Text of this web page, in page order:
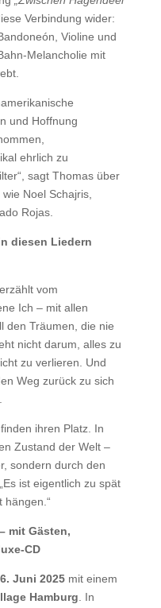
Verbindung wider:
Violine und
Melancholie mit
und Hoffnung
ehrlich zu
sagt Thomas über
Noel Schajris,
Rojas.
diesen Liedern
vom
Ich – mit allen
den Träumen, die nie
nicht darum, alles zu
zu verlieren. Und
Weg zurück zu sich
ihren Platz. In
Zustand der Welt –
sondern durch den
ist eigentlich zu spät
hängen.“
mit Gästen,
CD
Juni 2025mit einem
Hamburg . In